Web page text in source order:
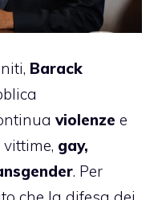
Barack
violenze e
gay,
. Per